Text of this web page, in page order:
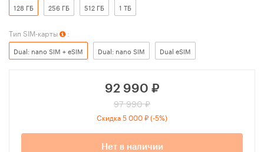
128 ГБ 256 ГБ 512 ГБ 1 ТБ
Тип SIM-карты :
Dual: nano SIM + eSIM Dual: nano SIM Dual eSIM
92 990 ₽
97 990 ₽
Скидка 5 000 ₽ (-5%)
Нет в наличии